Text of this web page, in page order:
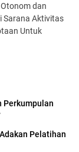
dan
Sarana Aktivitas
Untuk
Perkumpulan
Pelatihan